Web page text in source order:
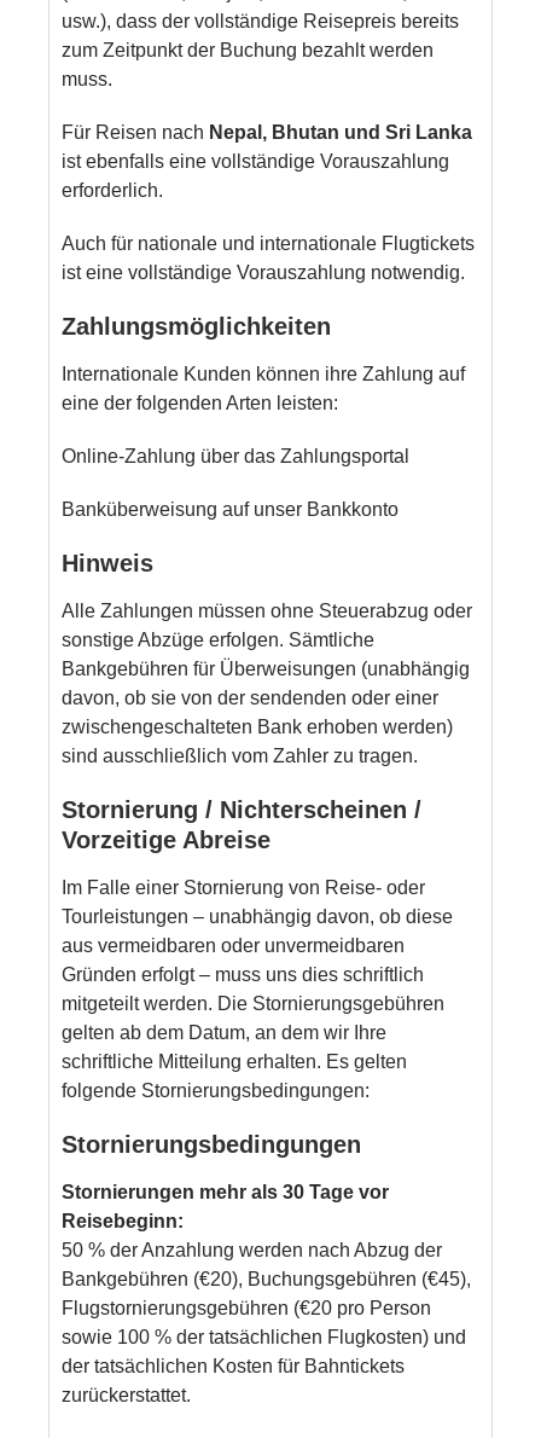
usw.), dass der vollständige Reisepreis bereits
zum Zeitpunkt der Buchung bezahlt werden
muss.
Für Reisen nach Nepal, Bhutan und Sri Lanka
ist ebenfalls eine vollständige Vorauszahlung
erforderlich.
Auch für nationale und internationale Flugtickets
ist eine vollständige Vorauszahlung notwendig.
Zahlungsmöglichkeiten
Internationale Kunden können ihre Zahlung auf
eine der folgenden Arten leisten:
Online-Zahlung über das Zahlungsportal
Banküberweisung auf unser Bankkonto
Hinweis
Alle Zahlungen müssen ohne Steuerabzug oder
sonstige Abzüge erfolgen. Sämtliche
Bankgebühren für Überweisungen (unabhängig
davon, ob sie von der sendenden oder einer
zwischengeschalteten Bank erhoben werden)
sind ausschließlich vom Zahler zu tragen.
Stornierung / Nichterscheinen /
Vorzeitige Abreise
Im Falle einer Stornierung von Reise- oder
Tourleistungen – unabhängig davon, ob diese
aus vermeidbaren oder unvermeidbaren
Gründen erfolgt – muss uns dies schriftlich
mitgeteilt werden. Die Stornierungsgebühren
gelten ab dem Datum, an dem wir Ihre
schriftliche Mitteilung erhalten. Es gelten
folgende Stornierungsbedingungen:
Stornierungsbedingungen
Stornierungen mehr als 30 Tage vor
Reisebeginn:
50 % der Anzahlung werden nach Abzug der
Bankgebühren (€20), Buchungsgebühren (€45),
Flugstornierungsgebühren (€20 pro Person
sowie 100 % der tatsächlichen Flugkosten) und
der tatsächlichen Kosten für Bahntickets
zurückerstattet.